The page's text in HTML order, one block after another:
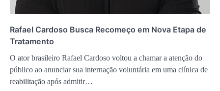
Rafael Cardoso Busca Recomeço em Nova Etapa de
Tratamento
O ator brasileiro Rafael Cardoso voltou a chamar a atenção do
público ao anunciar sua internação voluntária em uma clínica de
reabilitação após admitir…